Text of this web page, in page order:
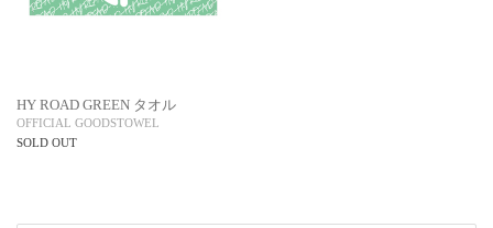
HY ROAD GREEN タオル
OFFICIAL GOODSTOWEL
SOLD OUT